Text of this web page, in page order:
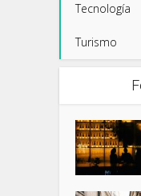
Tecnología
Turismo